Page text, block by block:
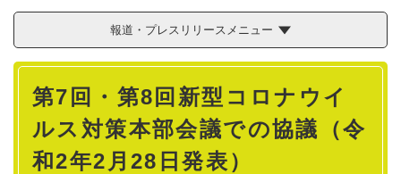
報道・プレスリリースメニュー
本
第7回・第8回新型コロナウイ
ルス対策本部会議での協議（令
和2年2月28日発表）